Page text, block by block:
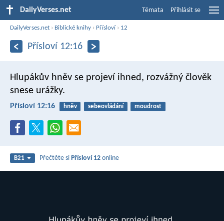
DailyVerses.net Témata Přihlásit se
DailyVerses.net › Biblické knihy › Přísloví› 12
Přísloví 12:16
Hlupákův hněv se projeví ihned, rozvážný člověk
snese urážky.
Přísloví 12:16 hněv sebeovládání moudrost
B21 Přečtěte siPřísloví 12 online